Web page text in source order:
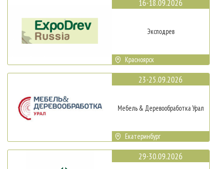
16-18.09.2026
Эксподрев
Красноярск
23-25.09.2026
Мебель & Деревообработка Урал
Екатеринбург
29-30.09.2026